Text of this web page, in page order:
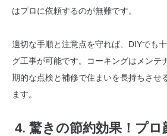
はプロに依頼するのが無難です。
適切な手順と注意点を守れば、DIYでも
グ工事が可能です。コーキングはメンテ
期的な点検と補修で住まいを長持ちさせ
ます。
4. 驚きの節約効果！プロ